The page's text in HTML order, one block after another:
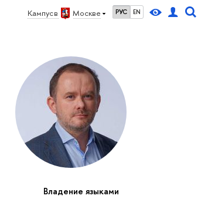
Кампус в Москве РУС EN
Владение языками